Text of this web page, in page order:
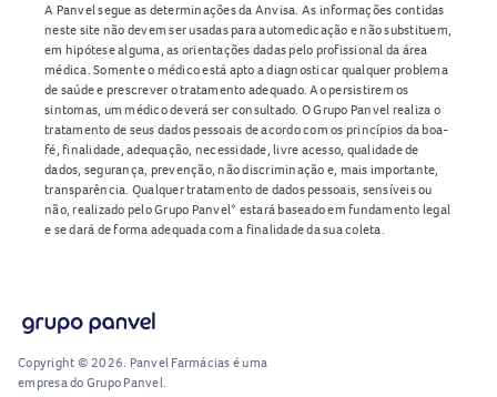
A Panvel segue as determinações da Anvisa. As informações contidas
neste site não devem ser usadas para automedicação e não substituem,
em hipótese alguma, as orientações dadas pelo profissional da área
médica. Somente o médico está apto a diagnosticar qualquer problema
de saúde e prescrever o tratamento adequado. Ao persistirem os
sintomas, um médico deverá ser consultado. O Grupo Panvel realiza o
tratamento de seus dados pessoais de acordo com os princípios da boa-
fé, finalidade, adequação, necessidade, livre acesso, qualidade de
dados, segurança, prevenção, não discriminação e, mais importante,
transparência. Qualquer tratamento de dados pessoais, sensíveis ou
não, realizado pelo Grupo Panvel* estará baseado em fundamento legal
e se dará de forma adequada com a finalidade da sua coleta.
Copyright © 2026. Panvel Farmácias é uma
empresa do Grupo Panvel.